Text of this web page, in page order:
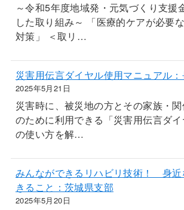
～令和5年度地域発・元気づくり支援
した取り組み～ 「医療的ケアが必要
対策」 ＜取リ…
災害用伝言ダイヤル使用マニュアル
2025年5月21日
災害時に、被災地の方とその家族・
のために利用できる「災害用伝言ダイ
の使い方を解…
みんなができるリハビリ技術！ 身近
きること：茨城県支部
2025年5月20日